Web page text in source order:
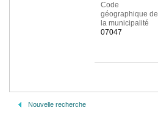
Code
géographique de
la municipalité
07047
Nouvelle recherche